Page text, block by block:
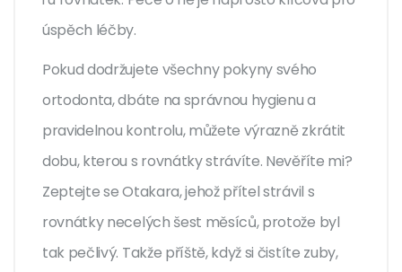
úspěch léčby.
Pokud dodržujete všechny pokyny svého
ortodonta, dbáte na správnou hygienu a
pravidelnou kontrolu, můžete výrazně zkrátit
dobu, kterou s rovnátky strávíte. Nevěříte mi?
Zeptejte se Otakara, jehož přítel strávil s
rovnátky necelých šest měsíců, protože byl
tak pečlivý. Takže příště, když si čistíte zuby,